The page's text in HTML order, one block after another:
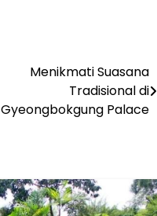
Menikmati Suasana
Tradisional di
Gyeongbokgung Palace